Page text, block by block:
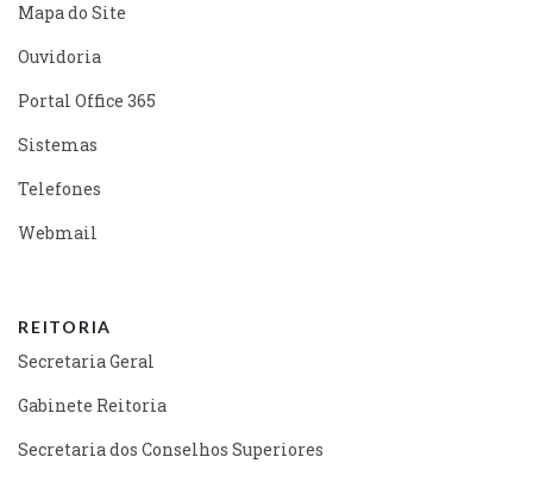
Mapa do Site
Ouvidoria
Portal Office 365
Sistemas
Telefones
Webmail
REITORIA
Secretaria Geral
Gabinete Reitoria
Secretaria dos Conselhos Superiores